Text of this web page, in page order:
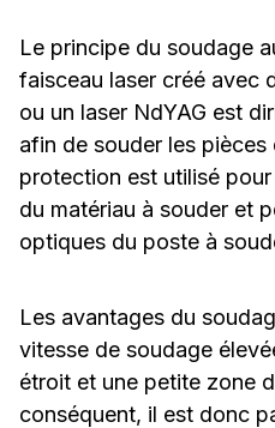
Le principe du soudage
faisceau laser créé avec
ou un laser NdYAG est
afin de souder les
protection est utilisé
du matériau à souder et
optiques du poste à
Les avantages du
vitesse de soudage
étroit et une petite zone
conséquent, il est donc